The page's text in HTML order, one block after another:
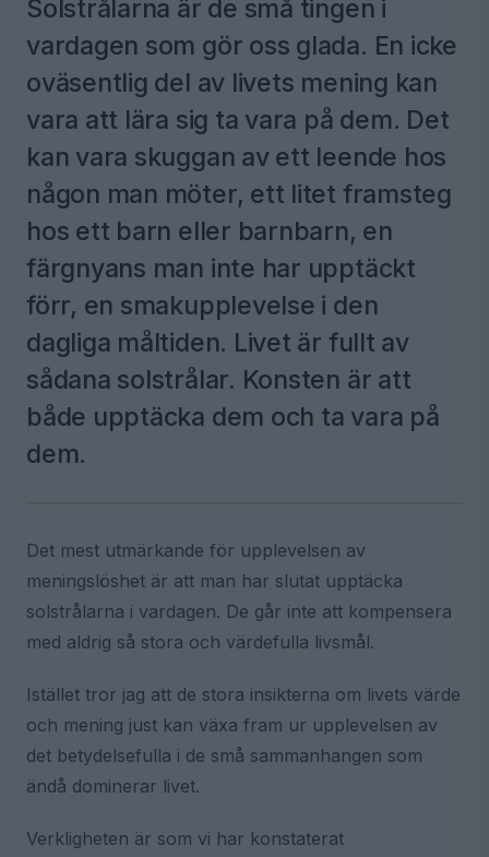
Solstrålarna är de små tingen i
vardagen som gör oss glada. En icke
oväsentlig del av livets mening kan
vara att lära sig ta vara på dem. Det
kan vara skuggan av ett leende hos
någon man möter, ett litet framsteg
hos ett barn eller barnbarn, en
färgnyans man inte har upptäckt
förr, en smakupplevelse i den
dagliga måltiden. Livet är fullt av
sådana solstrålar. Konsten är att
både upptäcka dem och ta vara på
dem.
Det mest utmärkande för upplevelsen av
meningslöshet är att man har slutat upptäcka
solstrålarna i vardagen. De går inte att kompensera
med aldrig så stora och värdefulla livsmål.
Istället tror jag att de stora insikterna om livets värde
och mening just kan växa fram ur upplevelsen av
det betydelsefulla i de små sammanhangen som
ändå dominerar livet.
Verkligheten är som vi har konstaterat